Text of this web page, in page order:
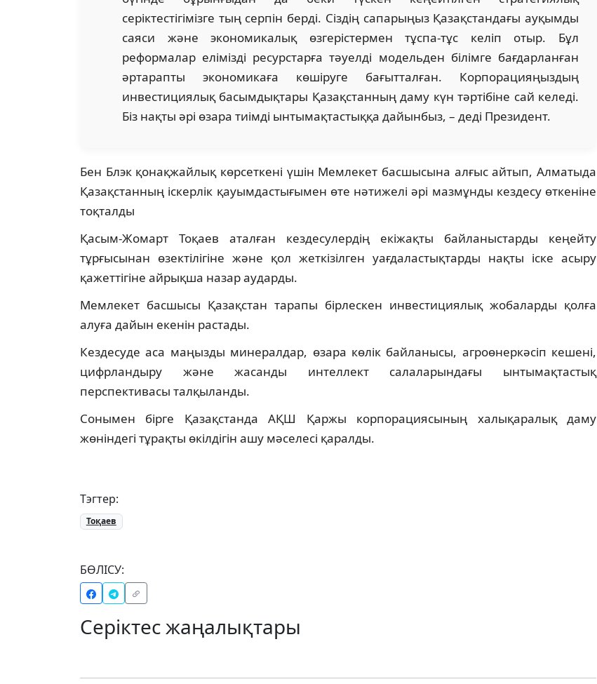
серіктестігімізге тың серпін берді. Сіздің сапарыңыз Қазақстандағы ауқымды
саяси және экономикалық өзгерістермен тұспа-тұс келіп отыр. Бұл
реформалар елімізді ресурстарға тәуелді модельден білімге бағдарланған
әртарапты экономикаға көшіруге бағытталған. Корпорацияңыздың
инвестициялық басымдықтары Қазақстанның даму күн тәртібіне сай келеді.
Біз нақты әрі өзара тиімді ынтымақтастыққа дайынбыз, – деді Президент.
Бен Блэк қонақжайлық көрсеткені үшін Мемлекет басшысына алғыс айтып, Алматыда
Қазақстанның іскерлік қауымдастығымен өте нәтижелі әрі мазмұнды кездесу өткеніне
тоқталды
Қасым-Жомарт Тоқаев аталған кездесулердің екіжақты байланыстарды кеңейту
тұрғысынан өзектілігіне және қол жеткізілген уағдаластықтарды нақты іске асыру
қажеттігіне айрықша назар аударды.
Мемлекет басшысы Қазақстан тарапы бірлескен инвестициялық жобаларды қолға
алуға дайын екенін растады.
Кездесуде аса маңызды минералдар, өзара көлік байланысы, агроөнеркәсіп кешені,
цифрландыру және жасанды интеллект салаларындағы ынтымақтастық
перспективасы талқыланды.
Сонымен бірге Қазақстанда АҚШ Қаржы корпорациясының халықаралық даму
жөніндегі тұрақты өкілдігін ашу мәселесі қаралды.
Тэгтер:
Тоқаев
БӨЛІСУ:
Серіктес жаңалықтары